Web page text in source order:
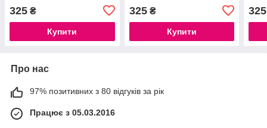
325 ₴
Купити
325₴
Купити
325
Про нас
97% позитивних з 80 відгуків за рік
Працює з 05.03.2016